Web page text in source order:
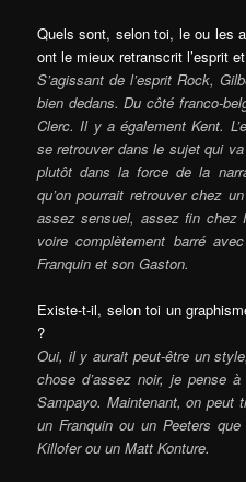
Quels sont, selon toi, le ou les
ont le mieux retranscrit l’esprit
S’agissant de l’esprit Rock,
bien dedans. Du côté franco-
Clerc. Il y a également Kent.
se retrouver dans le sujet qui
plutôt dans la force de la
qu’on pourrait retrouver chez
assez sensuel, assez fin chez
voire complètement barré
Franquin et son Gaston.
Existe-t-il, selon toi un
?
Oui, il y aurait peut-être un
chose d’assez noir, je pense
Sampayo. Maintenant, on peut
un Franquin ou un Peeters
Killofer ou un Matt Konture.